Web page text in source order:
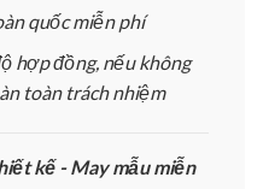
quốc miễn phí
hợp đồng, nếu không
toàn trách nhiệm
kế - May mẫu miễn